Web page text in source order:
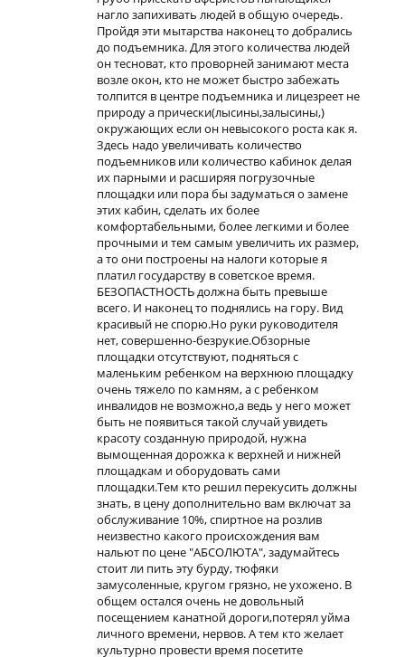
нагло запихивать людей в общую очередь.
Пройдя эти мытарства наконец то добрались
до подъемника. Для этого количества людей
он тесноват, кто проворней занимают места
возле окон, кто не может быстро забежать
толпится в центре подъемника и лицезреет не
природу а прически(лысины,залысины,)
окружающих если он невысокого роста как я.
Здесь надо увеличивать количество
подъемников или количество кабинок делая
их парными и расширяя погрузочные
площадки или пора бы задуматься о замене
этих кабин, сделать их более
комфортабельными, более легкими и более
прочными и тем самым увеличить их размер,
а то они построены на налоги которые я
платил государству в советское время.
БЕЗОПАСТНОСТЬ должна быть превыше
всего. И наконец то поднялись на гору. Вид
красивый не спорю.Но руки руководителя
нет, совершенно-безрукие.Обзорные
площадки отсутствуют, подняться с
маленьким ребенком на верхнюю площадку
очень тяжело по камням, а с ребенком
инвалидов не возможно,а ведь у него может
быть не появиться такой случай увидеть
красоту созданную природой, нужна
вымощенная дорожка к верхней и нижней
площадкам и оборудовать сами
площадки.Тем кто решил перекусить должны
знать, в цену дополнительно вам включат за
обслуживание 10%, спиртное на розлив
неизвестно какого происхождения вам
нальют по цене "АБСОЛЮТА", задумайтесь
стоит ли пить эту бурду, тюфяки
замусоленные, кругом грязно, не ухожено. В
общем остался очень не довольный
посещением канатной дороги,потерял уйма
личного времени, нервов. А тем кто желает
культурно провести время посетите